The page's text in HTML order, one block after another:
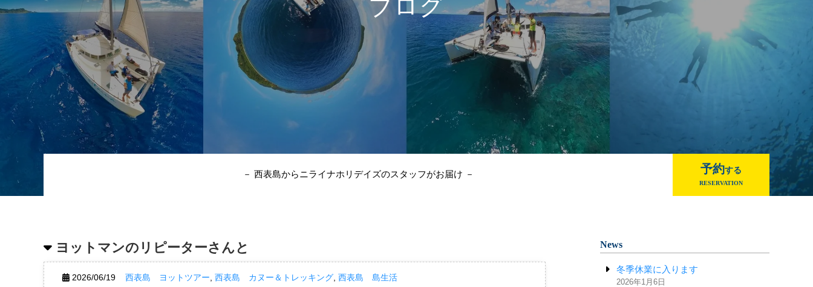
ブログ
－ 西表島からニライナホリデイズのスタッフがお届け － 予約する
RESERVATION
ヨットマンのリピーターさんと
2026/06/19 西表島 ヨットツアー 西表島 カヌー＆トレッキング 西表島 島生活
News
冬季休業に入ります
2026年1月6日